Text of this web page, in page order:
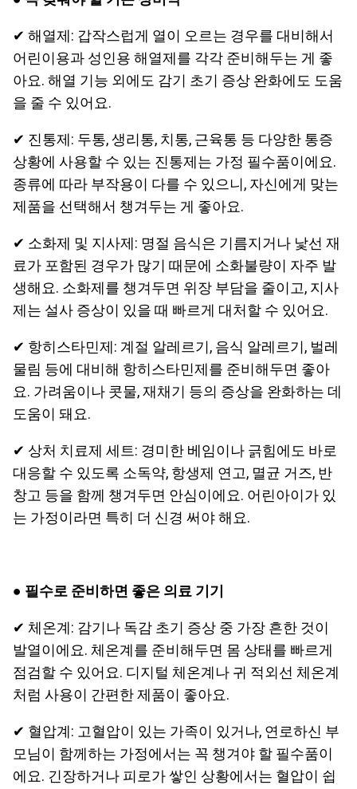
✔ 해열제: 갑작스럽게 열이 오르는 경우를 대비해서
어린이용과 성인용 해열제를 각각 준비해두는 게 좋
아요. 해열 기능 외에도 감기 초기 증상 완화에도 도움
을 줄 수 있어요.
✔ 진통제: 두통, 생리통, 치통, 근육통 등 다양한 통증
상황에 사용할 수 있는 진통제는 가정 필수품이에요.
종류에 따라 부작용이 다를 수 있으니, 자신에게 맞는
제품을 선택해서 챙겨두는 게 좋아요.
✔ 소화제 및 지사제: 명절 음식은 기름지거나 낯선 재
료가 포함된 경우가 많기 때문에 소화불량이 자주 발
생해요. 소화제를 챙겨두면 위장 부담을 줄이고, 지사
제는 설사 증상이 있을 때 빠르게 대처할 수 있어요.
✔ 항히스타민제: 계절 알레르기, 음식 알레르기, 벌레
물림 등에 대비해 항히스타민제를 준비해두면 좋아
요. 가려움이나 콧물, 재채기 등의 증상을 완화하는 데
도움이 돼요.
✔ 상처 치료제 세트: 경미한 베임이나 긁힘에도 바로
대응할 수 있도록 소독약, 항생제 연고, 멸균 거즈, 반
창고 등을 함께 챙겨두면 안심이에요. 어린아이가 있
는 가정이라면 특히 더 신경 써야 해요.
● 필수로 준비하면 좋은 의료 기기
✔ 체온계: 감기나 독감 초기 증상 중 가장 흔한 것이
발열이에요. 체온계를 준비해두면 몸 상태를 빠르게
점검할 수 있어요. 디지털 체온계나 귀 적외선 체온계
처럼 사용이 간편한 제품이 좋아요.
✔ 혈압계: 고혈압이 있는 가족이 있거나, 연로하신 부
모님이 함께하는 가정에서는 꼭 챙겨야 할 필수품이
에요. 긴장하거나 피로가 쌓인 상황에서는 혈압이 쉽